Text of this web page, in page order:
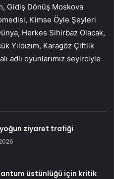
Gidiş Dönüş Moskova
Kimse Öyle Şeyleri
Herkes Sihirbaz Olacak,
Yıldızım, Karagöz Çiftlik
adlı oyunlarımız seyirciyle
yoğun ziyaret trafiği
üstünlüğü için kritik